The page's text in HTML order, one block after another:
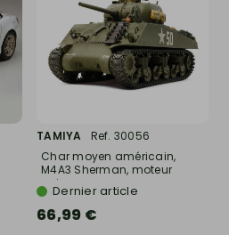
TAMIYA
Ref. 30056
Char moyen américain,
M4A3 Sherman, moteur
unique -...
Dernier article
66,99 €